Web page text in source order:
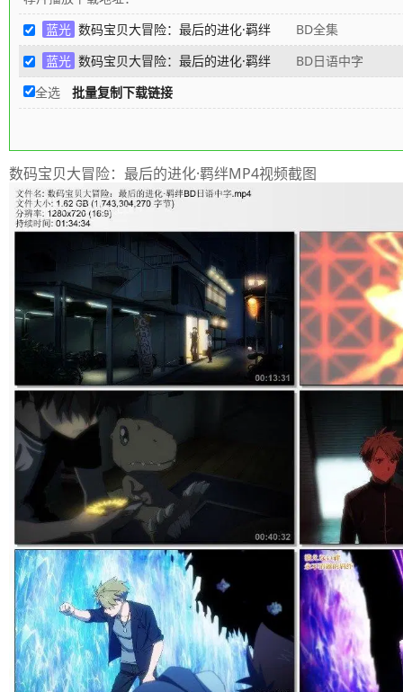
蓝光 数码宝贝大冒险：最后的进化·羁绊 BD全集
蓝光 数码宝贝大冒险：最后的进化·羁绊 BD日语中字
全选
批量复制下载链接
数码宝贝大冒险：最后的进化·羁绊MP4视频截图